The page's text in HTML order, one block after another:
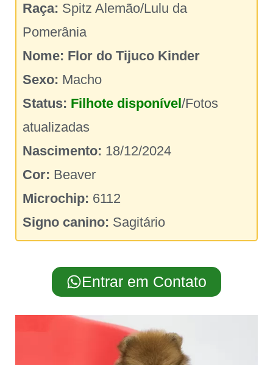
Raça: Spitz Alemão/Lulu da
Pomerânia
Nome: Flor do Tijuco Kinder
Sexo: Macho
Status: Filhote disponível/Fotos
atualizadas
Nascimento: 18/12/2024
Cor: Beaver
Microchip: 6112
Signo canino: Sagitário
Entrar em Contato